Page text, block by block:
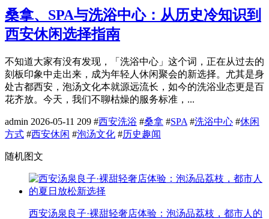
桑拿、SPA与洗浴中心：从历史冷知识到
西安休闲选择指南
不知道大家有没有发现，「洗浴中心」这个词，正在从过去的
刻板印象中走出来，成为年轻人休闲聚会的新选择。尤其是身
处古都西安，泡汤文化本就源远流长，如今的洗浴业态更是百
花齐放。今天，我们不聊枯燥的服务标准，...
admin 2026-05-11 209 #西安洗浴 #桑拿 #SPA #洗浴中心 #休闲
方式 #西安休闲 #泡汤文化 #历史趣闻
随机图文
西安汤泉良子·裸甜轻奢店体验：泡汤品荔枝，都市人的